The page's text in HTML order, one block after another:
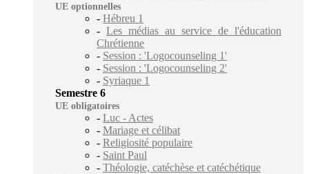
UE optionnelles
- Hébreu 1
- Les médias au service de l'éducation
Chrétienne
- Session : 'Logocounseling 1'
- Session : 'Logocounseling 2'
- Syriaque 1
Semestre 6
UE obligatoires
- Luc - Actes
- Mariage et célibat
- Religiosité populaire
- Saint Paul
- Théologie, catéchèse et catéchétique